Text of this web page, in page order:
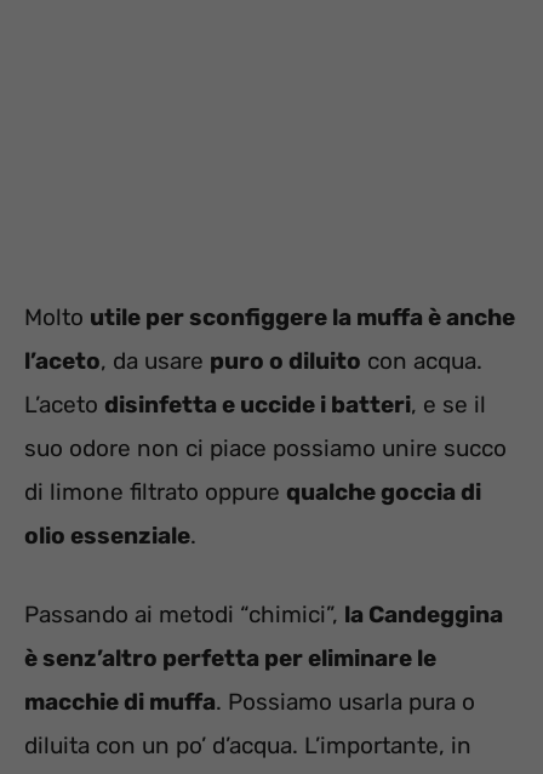
Molto utile per sconfiggere la muffa è anche
l’aceto, da usare puro o diluito con acqua.
L’aceto disinfetta e uccide i batteri, e se il
suo odore non ci piace possiamo unire succo
di limone filtrato oppure qualche goccia di
olio essenziale.
Passando ai metodi “chimici”, la Candeggina
è senz’altro perfetta per eliminare le
macchie di muffa. Possiamo usarla pura o
diluita con un po’ d’acqua. L’importante, in